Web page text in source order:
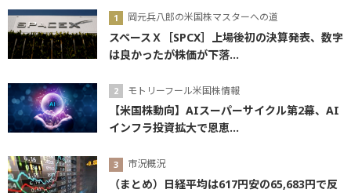
岡元兵八郎の米国株マスターへの道
スペースＸ［SPCX］上場後初の決算発表、数字
は良かったが株価が下落...
モトリーフール米国株情報
【米国株動向】AIスーパーサイクル第2幕、AI
インフラ投資拡大で恩恵...
市況概況
（まとめ）日経平均は617円安の65,683円で反